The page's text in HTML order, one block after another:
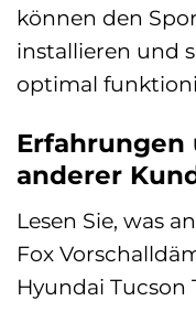
können den
installieren und
optimal
Erfahrungen
anderer
Lesen Sie, was
Fox
Hyundai Tucson